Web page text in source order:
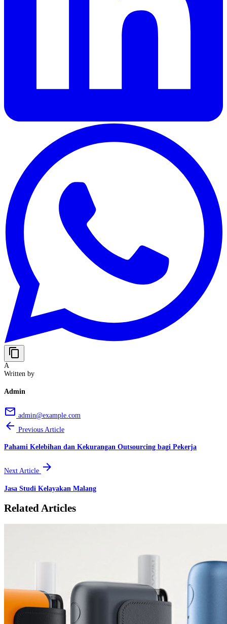
content_copy
A
Written by
Admin
email admin@example.com
arrow_back Previous Article
Pahami Kelebihan dan Kekurangan Outsourcing bagi Pekerja
Next Article arrow_forward
Jasa Studi Kelayakan Malang
Related Articles